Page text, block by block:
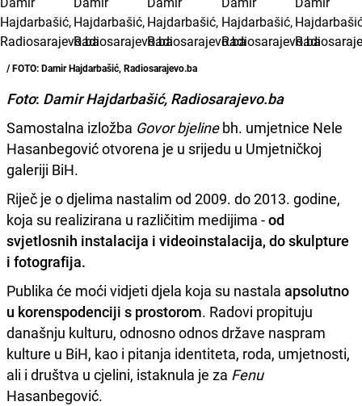
/ FOTO: Damir Hajdarbašić, Radiosarajevo.ba
Foto: Damir Hajdarbašić, Radiosarajevo.ba
Samostalna izložba Govor bjelinebh. umjetnice Nele
Hasanbegović otvorena je u srijedu u Umjetničkoj
galeriji BiH.
Riječ je o djelima nastalim od 2009. do 2013. godine,
koja su realizirana u različitim medijima -od
svjetlosnih instalacija i videoinstalacija, do skulpture
i fotografija.
Publika će moći vidjeti djela koja su nastala apsolutno
u korenspodenciji s prostorom. Radovi propituju
današnju kulturu, odnosno odnos države naspram
kulture u BiH, kao i pitanja identiteta, roda, umjetnosti,
ali i društva u cjelini, istaknula je za Fenu
Hasanbegović.